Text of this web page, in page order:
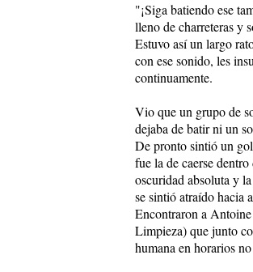
"¡Siga batiendo ese
lleno de charreteras y
Estuvo así un largo
con ese sonido, les
continuamente.
Vio que un grupo de
dejaba de batir ni un
De pronto sintió un
fue la de caerse
oscuridad absoluta y
se sintió atraído hacia
Encontraron a
Limpieza) que junto
humana en horarios